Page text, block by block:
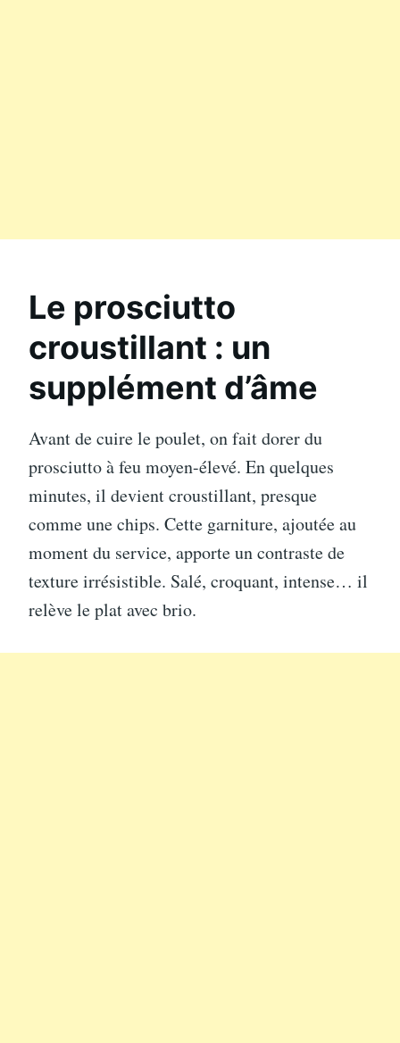
Le prosciutto
croustillant : un
supplément d’âme
Avant de cuire le poulet, on fait dorer du
prosciutto à feu moyen-élevé. En quelques
minutes, il devient croustillant, presque
comme une chips. Cette garniture, ajoutée au
moment du service, apporte un contraste de
texture irrésistible. Salé, croquant, intense… il
relève le plat avec brio.